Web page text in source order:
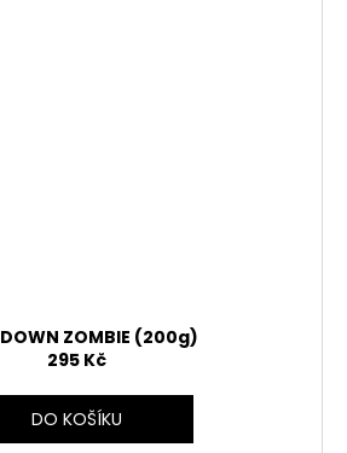
ZOMBIE (200g)
295 Kč
DO KOŠÍKU